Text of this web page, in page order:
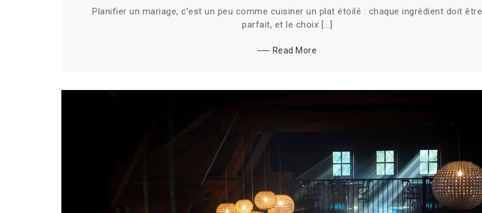
Planifier un mariage, c’est un peu comme cuisiner un plat étoilé : chaque ingrédient doit être
parfait, et le choix […]
Read More